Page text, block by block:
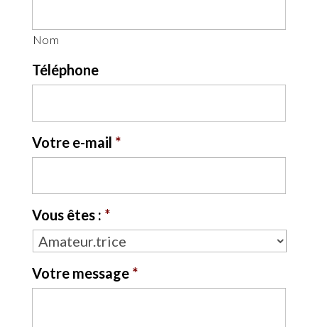
Nom
Téléphone
Votre e-mail *
Vous êtes : *
Votre message *